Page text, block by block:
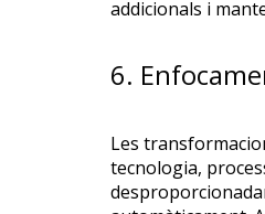
addicionals i
6.
Les
tecnologia,